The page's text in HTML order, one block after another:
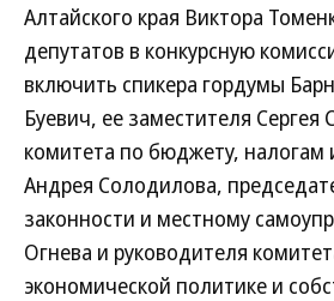
Алтайского края Виктора
депутатов в конкурсную
включить спикера гордумы
Буевич, ее заместителя Сергея
комитета по бюджету, налогам
Андрея Солодилова,
законности и местному
Огнева и руководителя
экономической политике и